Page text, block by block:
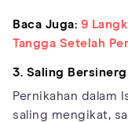
Baca Juga: 9
Tangga Setelah
3. Saling
Pernikahan dalam
saling mengikat,